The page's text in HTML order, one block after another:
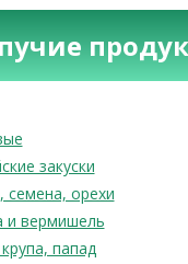
закуски
семена, орехи
и вермишель
папад